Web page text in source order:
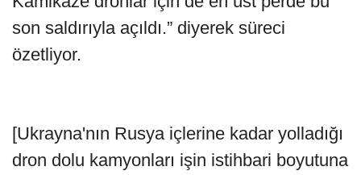
son saldırıyla açıldı.” diyerek süreci
özetliyor.
[Ukrayna'nın Rusya içlerine kadar yolladığı
dron dolu kamyonları işin istihbari boyutuna